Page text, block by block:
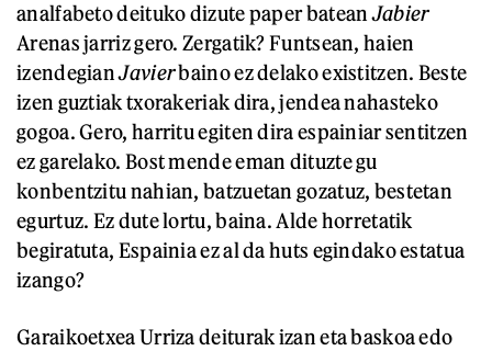
analfabeto deituko dizute paper bateanJabier
Arenas jarriz gero. Zergatik? Funtsean, haien
izendegianJavierbaino ez delako existitzen. Beste
izen guztiak txorakeriak dira, jendea nahasteko
gogoa. Gero, harritu egiten dira espainiar sentitzen
ez garelako. Bost mende eman dituzte gu
konbentzitu nahian, batzuetan gozatuz, bestetan
egurtuz. Ez dute lortu, baina. Alde horretatik
begiratuta, Espainia ez al da huts egindako estatua
izango?
Garaikoetxea Urriza deiturak izan eta baskoa edo